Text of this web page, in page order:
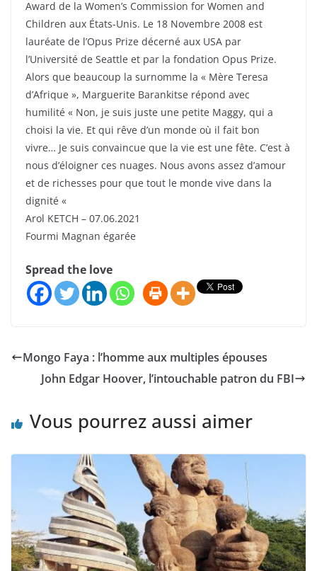
Award de la Women’s Commission for Women and
Children aux États-Unis. Le 18 Novembre 2008 est
lauréate de l’Opus Prize décerné aux USA par
l’Université de Seattle et par la fondation Opus Prize.
Alors que beaucoup la surnomme la « Mère Teresa
d’Afrique », Marguerite Barankitse répond avec
humilité « Non, je suis juste une petite Maggy, qui a
choisi la vie. Et qui rêve d’un monde où il fait bon
vivre… Je suis convaincue que la vie est une fête. C’est à
nous d’éloigner ces nuages. Nous avons assez d’amour
et de richesses pour que tout le monde vive dans la
dignité «
Arol KETCH – 07.06.2021
Fourmi Magnan égarée
Spread the love
Mongo Faya : l’homme aux multiples épouses
John Edgar Hoover, l’intouchable patron du FBI
Vous pourrez aussi aimer